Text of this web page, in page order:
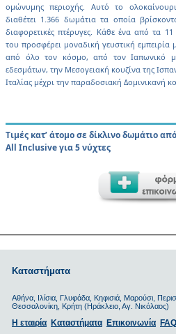
οµώνυµης περιοχής. Αυτό το
διαθέτει 1.366 δωµάτια τα οποία
διαφορετικές πτέρυγες. Κάθε ένα από τα 11
του προσφέρει µοναδική γευστική εµπειρία
από όλο τον κόσµο, από τον Ιαπωνικό
εδεσµάτων, την Μεσογειακή κουζίνα της
Ιταλίας µέχρι την παραδοσιακή Δοµινικανή
Τιµές κατ’ άτοµο σε δίκλινο δωµάτιο από
All Inclusive για 5 νύχτες
Καταστήματα
Αθήνα, Ιλίσια, Γλυφάδα, Κηφισιά, Μαρούσι,
Θεσσαλονίκη, Κρήτη (Ηράκλειο, Αγ. Νικόλαος)
Η εταιρία Καταστήματα Επικοινωνία FAQ